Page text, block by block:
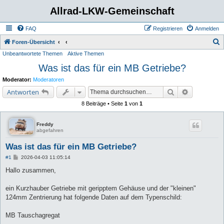
Allrad-LKW-Gemeinschaft
FAQ Anmelden
Registrieren
Foren-Übersicht
Unbeantwortete Themen Aktive Themen
Was ist das für ein MB Getriebe?
Moderator: Moderatoren
Antworten Suche
8 Beiträge • Seite 1 von 1
Freddy
abgefahren
Was ist das für ein MB Getriebe?
#1
B
i
a
2026-04-03 11:05:14
Hallo zusammen,
ein Kurzhauber Getriebe mit geripptem Gehäuse und der "kleinen"
124mm Zentrierung hat folgende Daten auf dem Typenschild:
MB Tauschagregat